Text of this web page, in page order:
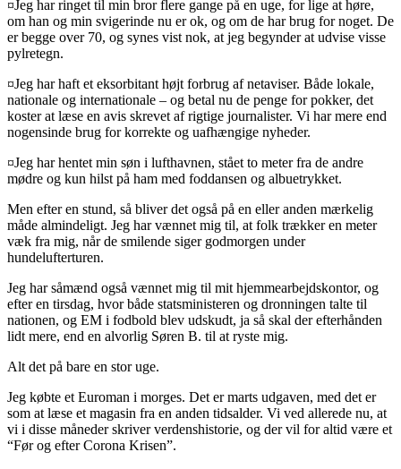
¤Jeg har ringet til min bror flere gange på en uge, for lige at høre,
om han og min svigerinde nu er ok, og om de har brug for noget. De
er begge over 70, og synes vist nok, at jeg begynder at udvise visse
pylretegn.
¤Jeg har haft et eksorbitant højt forbrug af netaviser. Både lokale,
nationale og internationale – og betal nu de penge for pokker, det
koster at læse en avis skrevet af rigtige journalister. Vi har mere end
nogensinde brug for korrekte og uafhængige nyheder.
¤Jeg har hentet min søn i lufthavnen, stået to meter fra de andre
mødre og kun hilst på ham med foddansen og albuetrykket.
Men efter en stund, så bliver det også på en eller anden mærkelig
måde almindeligt. Jeg har vænnet mig til, at folk trækker en meter
væk fra mig, når de smilende siger godmorgen under
hundelufterturen.
Jeg har såmænd også vænnet mig til mit hjemmearbejdskontor, og
efter en tirsdag, hvor både statsministeren og dronningen talte til
nationen, og EM i fodbold blev udskudt, ja så skal der efterhånden
lidt mere, end en alvorlig Søren B. til at ryste mig.
Alt det på bare en stor uge.
Jeg købte et Euroman i morges. Det er marts udgaven, med det er
som at læse et magasin fra en anden tidsalder. Vi ved allerede nu, at
vi i disse måneder skriver verdenshistorie, og der vil for altid være et
“Før og efter Corona Krisen”.